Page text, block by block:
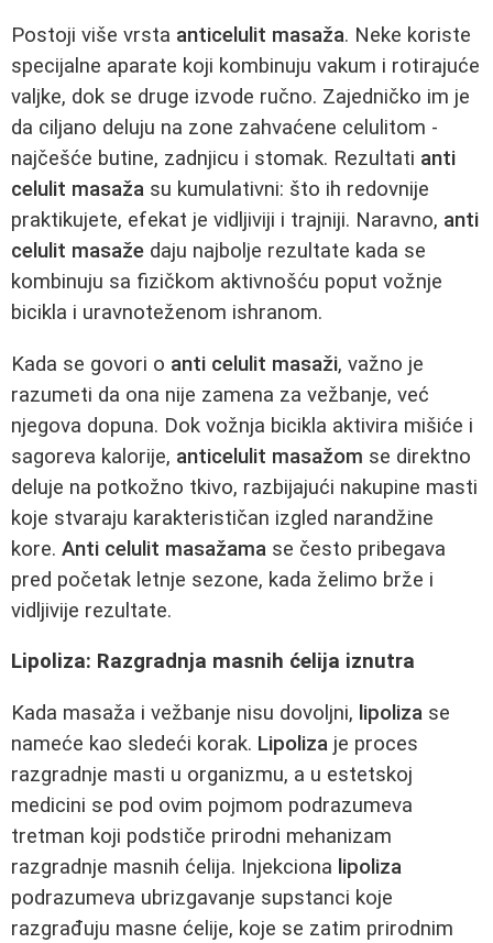
Postoji više vrsta anticelulit masaža. Neke koriste
specijalne aparate koji kombinuju vakum i rotirajuće
valjke, dok se druge izvode ručno. Zajedničko im je
da ciljano deluju na zone zahvaćene celulitom -
najčešće butine, zadnjicu i stomak. Rezultati anti
celulit masaža su kumulativni: što ih redovnije
praktikujete, efekat je vidljiviji i trajniji. Naravno, anti
celulit masaže daju najbolje rezultate kada se
kombinuju sa fizičkom aktivnošću poput vožnje
bicikla i uravnoteženom ishranom.
Kada se govori o anti celulit masaži, važno je
razumeti da ona nije zamena za vežbanje, već
njegova dopuna. Dok vožnja bicikla aktivira mišiće i
sagoreva kalorije, anticelulit masažom se direktno
deluje na potkožno tkivo, razbijajući nakupine masti
koje stvaraju karakterističan izgled narandžine
kore. Anti celulit masažama se često pribegava
pred početak letnje sezone, kada želimo brže i
vidljivije rezultate.
Lipoliza: Razgradnja masnih ćelija iznutra
Kada masaža i vežbanje nisu dovoljni, lipoliza se
nameće kao sledeći korak. Lipoliza je proces
razgradnje masti u organizmu, a u estetskoj
medicini se pod ovim pojmom podrazumeva
tretman koji podstiče prirodni mehanizam
razgradnje masnih ćelija. Injekciona lipoliza
podrazumeva ubrizgavanje supstanci koje
razgrađuju masne ćelije, koje se zatim prirodnim